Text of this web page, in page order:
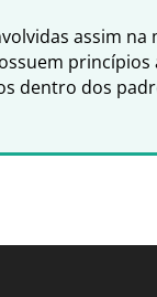
assim na
princípios
dentro dos